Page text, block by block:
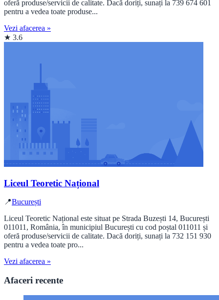
oferă produse/servicii de calitate. Dacă doriți, sunați la 739 674 601
pentru a vedea toate produse...
Vezi afacerea »
★ 3.6
Liceul Teoretic Național
📍București
Liceul Teoretic Național este situat pe Strada Buzești 14, București
011011, România, în municipiul București cu cod poștal 011011 și
oferă produse/servicii de calitate. Dacă doriți, sunați la 732 151 930
pentru a vedea toate pro...
Vezi afacerea »
Afaceri recente